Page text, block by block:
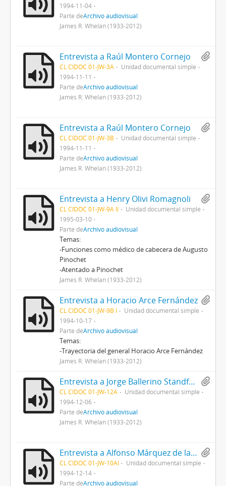
1994-11-04
Parte deArchivo audiovisual
James R. Whelan (1933-2012)
Entrevista a Raúl Montero Cornejo
CL CIDOC 01-JW-3A
Unidad documental simple
1994-11-11
Parte deArchivo audiovisual
James R. Whelan (1933-2012)
Entrevista a Raúl Montero Cornejo
CL CIDOC 01-JW-3B
Unidad documental simple
1994-11-11
Parte deArchivo audiovisual
James R. Whelan (1933-2012)
Entrevista a Henry Olivi Romagnoli
CL CIDOC 01-JW-9A II
Unidad documental simple
1995-03-10
Parte deArchivo audiovisual
Temas:
-Funciones como médico de cabecera de Augusto
Pinochet
-Atentado a Pinochet
James R. Whelan (1933-2012)
Entrevista a Horacio Arce Fernández
CL CIDOC 01-JW-9B I
Unidad documental simple
1994-10-17
Parte deArchivo audiovisual
Temas:
-Trayectoria del general Horacio Arce Fernández
James R. Whelan (1933-2012)
Entrevista a Jorge Ballerino Standford
CL CIDOC 01-JW-12A
Unidad documental simple
1994-12-06
Parte deArchivo audiovisual
James R. Whelan (1933-2012)
Entrevista a Alfonso Márquez de la Plata
CL CIDOC 01-JW-10AI
Unidad documental simple
1994-12-14
Parte deArchivo audiovisual